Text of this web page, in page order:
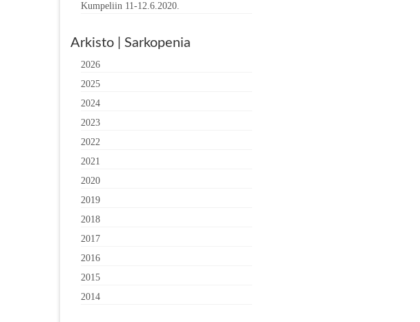
Kumpeliin 11-12.6.2020.
Arkisto | Sarkopenia
2026
2025
2024
2023
2022
2021
2020
2019
2018
2017
2016
2015
2014